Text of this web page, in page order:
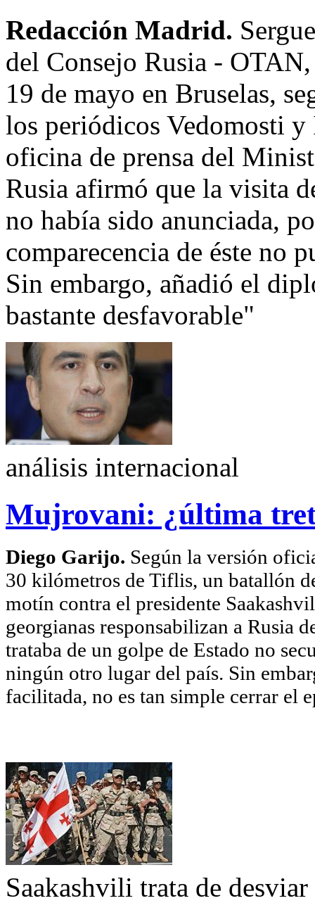
Redacción Madrid.
del Consejo Rusia -
19 de mayo en Bruselas,
los periódicos Vedomosti
oficina de prensa del
Rusia afirmó que la visita
no había sido anunciada,
comparecencia de éste no
Sin embargo, añadió el
bastante desfavorable"
análisis internacional
Mujrovani: ¿última
Diego Garijo. Según la versión
30 kilómetros de Tiflis, un batallón
motín contra el presidente
georgianas responsabilizan a Rusia
trataba de un golpe de Estado no
ningún otro lugar del país. Sin
facilitada, no es tan simple cerrar el
Saakashvili trata de